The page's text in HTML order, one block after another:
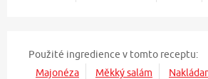
Použité ingredience v tomto receptu:
Majonéza
Měkký salám